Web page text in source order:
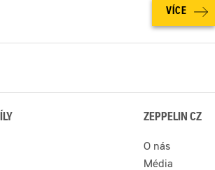
VÍCE
ZEPPELIN CZ
O nás
Média